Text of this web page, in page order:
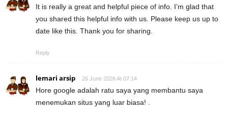
It is really a great and helpful piece of info. I’m glad that
you shared this helpful info with us. Please keep us up to
date like this. Thank you for sharing.
Reply
lemari arsip 26 June 2026 At 07:14
Hore google adalah ratu saya yang membantu saya
menemukan situs yang luar biasa! .